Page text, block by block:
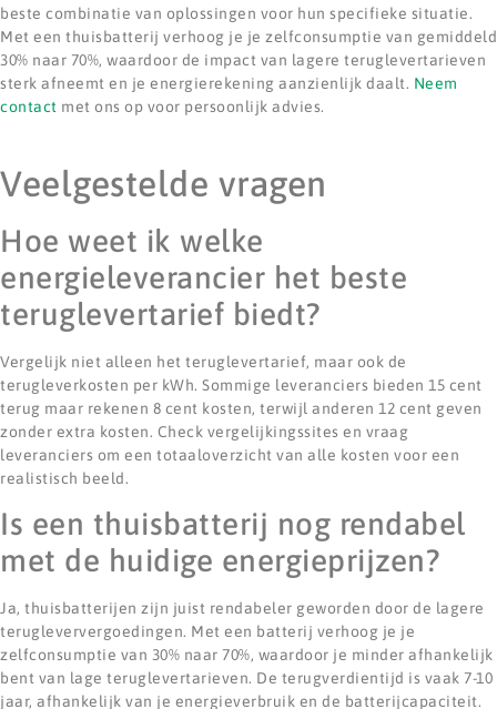
beste combinatie van oplossingen voor hun specifieke situatie.
Met een thuisbatterij verhoog je je zelfconsumptie van gemiddeld
30% naar 70%, waardoor de impact van lagere teruglevertarieven
sterk afneemt en je energierekening aanzienlijk daalt. Neem
contact met ons op voor persoonlijk advies.
Veelgestelde vragen
Hoe weet ik welke
energieleverancier het beste
teruglevertarief biedt?
Vergelijk niet alleen het teruglevertarief, maar ook de
terugleverkosten per kWh. Sommige leveranciers bieden 15 cent
terug maar rekenen 8 cent kosten, terwijl anderen 12 cent geven
zonder extra kosten. Check vergelijkingssites en vraag
leveranciers om een totaaloverzicht van alle kosten voor een
realistisch beeld.
Is een thuisbatterij nog rendabel
met de huidige energieprijzen?
Ja, thuisbatterijen zijn juist rendabeler geworden door de lagere
terugleververgoedingen. Met een batterij verhoog je je
zelfconsumptie van 30% naar 70%, waardoor je minder afhankelijk
bent van lage teruglevertarieven. De terugverdientijd is vaak 7-10
jaar, afhankelijk van je energieverbruik en de batterijcapaciteit.